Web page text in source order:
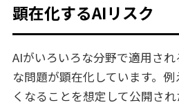
顕在化するAIリスク
AIがいろいろな分野で適用さ
な問題が顕在化しています。
くなることを想定して公開され